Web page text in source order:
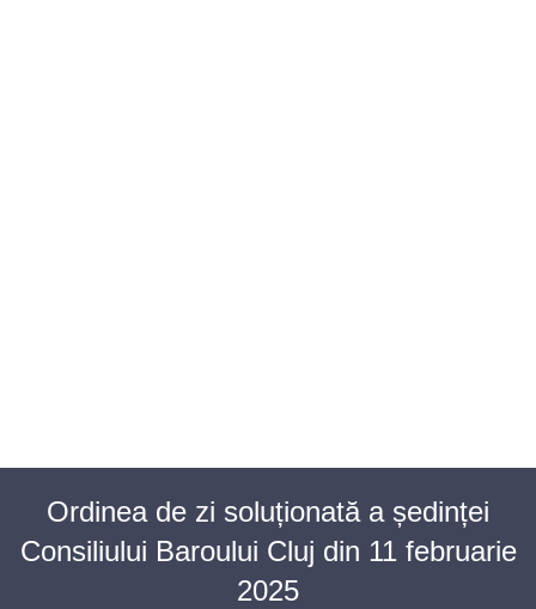
Ordinea de zi soluționată a ședinței
Consiliului Baroului Cluj din 11 februarie
2025